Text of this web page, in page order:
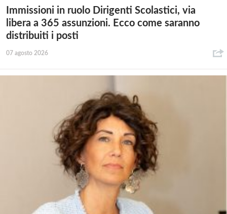
Immissioni in ruolo Dirigenti Scolastici, via
libera a 365 assunzioni. Ecco come saranno
distribuiti i posti
07 agosto 2026